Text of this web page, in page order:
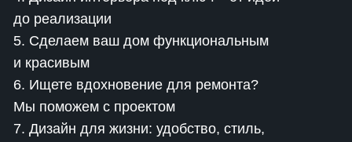
до реализации
5. Сделаем ваш дом функциональным
и красивым
6. Ищете вдохновение для ремонта?
Мы поможем с проектом
7. Дизайн для жизни: удобство, стиль,